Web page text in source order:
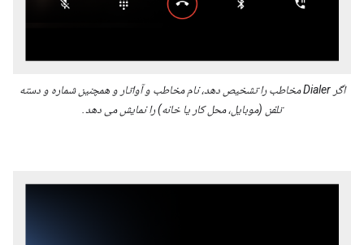
اگر Dialer مخاطب را تشخیص دهد، نام مخاطب و آواتار و همچنین شماره و دسته
تلفن (موبایل، محل کار یا خانه) را نمایش می دهد.